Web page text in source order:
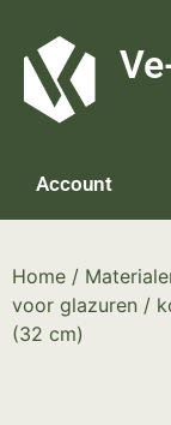
Account
Home /
voor glazuren /
(32 cm)